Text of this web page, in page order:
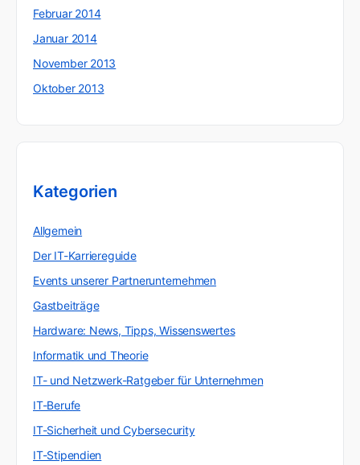
Februar 2014
Januar 2014
November 2013
Oktober 2013
Kategorien
Allgemein
Der IT-Karriereguide
Events unserer Partnerunternehmen
Gastbeiträge
Hardware: News, Tipps, Wissenswertes
Informatik und Theorie
IT- und Netzwerk-Ratgeber für Unternehmen
IT-Berufe
IT-Sicherheit und Cybersecurity
IT-Stipendien